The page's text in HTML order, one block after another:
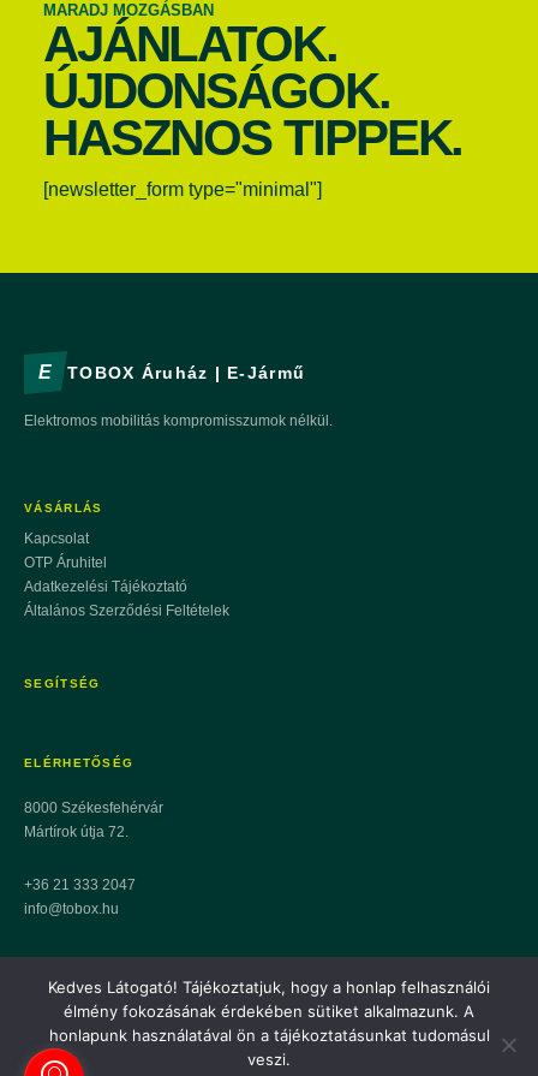
MARADJ MOZGÁSBAN
AJÁNLATOK.
ÚJDONSÁGOK.
HASZNOS TIPPEK.
[newsletter_form type="minimal"]
E TOBOX Áruház | E-Jármű
Elektromos mobilitás kompromisszumok nélkül.
VÁSÁRLÁS
Kapcsolat
OTP Áruhitel
Adatkezelési Tájékoztató
Általános Szerződési Feltételek
SEGÍTSÉG
ELÉRHETŐSÉG
8000 Székesfehérvár
Mártírok útja 72.
+36 21 333 2047
info@tobox.hu
© 2026 TOBOX Áruház | E-Jármű. Minden jog fenntartva.
Kedves Látogató! Tájékoztatjuk, hogy a honlap felhasználói
élmény fokozásának érdekében sütiket alkalmazunk. A
honlapunk használatával ön a tájékoztatásunkat tudomásul
veszi.